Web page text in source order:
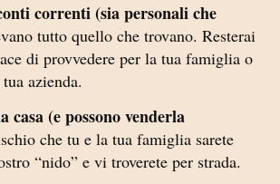
correnti (sia personali che
tutto quello che trovano. Resterai
di provvedere per la tua famiglia o
azienda.
casa (e possono venderla
che tu e la tua famiglia sarete
“nido” e vi troverete per strada.